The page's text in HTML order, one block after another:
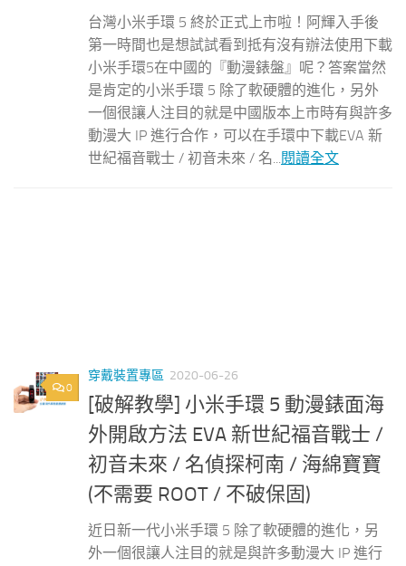
台灣小米手環 5 終於正式上市啦！阿輝入手後
第一時間也是想試試看到抵有沒有辦法使用下載
小米手環5在中國的『動漫錶盤』呢？答案當然
是肯定的小米手環 5 除了軟硬體的進化，另外
一個很讓人注目的就是中國版本上市時有與許多
動漫大 IP 進行合作，可以在手環中下載EVA 新
世紀福音戰士 / 初音未來 / 名...閱讀全文
0
穿戴裝置專區 2020-06-26
[破解教學] 小米手環 5 動漫錶面海
外開啟方法 EVA 新世紀福音戰士 /
初音未來 / 名偵探柯南 / 海綿寶寶
(不需要 ROOT / 不破保固)
近日新一代小米手環 5 除了軟硬體的進化，另
外一個很讓人注目的就是與許多動漫大 IP 進行